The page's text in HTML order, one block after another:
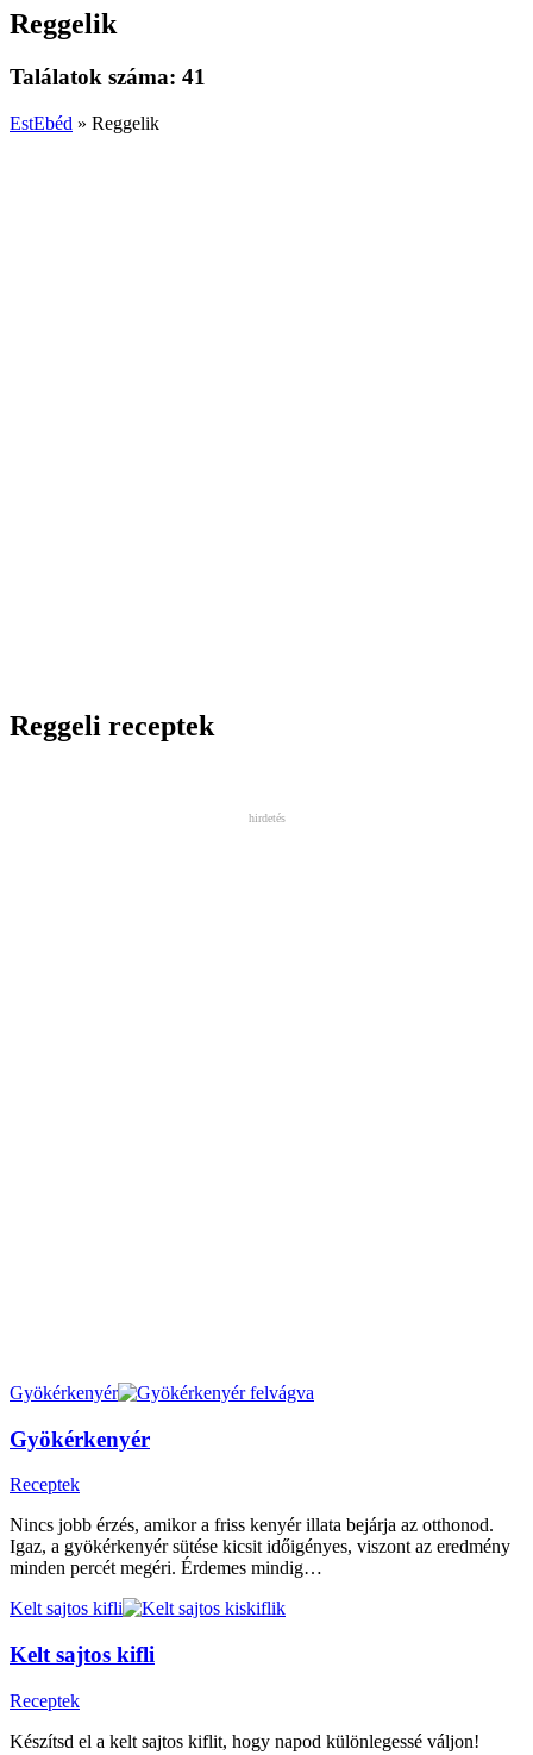
Reggelik
Találatok száma: 41
EstEbéd » Reggelik
Reggeli receptek
hirdetés
Gyökérkenyér
Gyökérkenyér
Receptek
Nincs jobb érzés, amikor a friss kenyér illata bejárja az otthonod.
Igaz, a gyökérkenyér sütése kicsit időigényes, viszont az eredmény
minden percét megéri. Érdemes mindig…
Kelt sajtos kifli
Kelt sajtos kifli
Receptek
Készítsd el a kelt sajtos kiflit, hogy napod különlegessé váljon!